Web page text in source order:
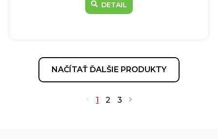
DETAIL
NAČÍTAŤ ĎALŠIE PRODUKTY
1 2 3